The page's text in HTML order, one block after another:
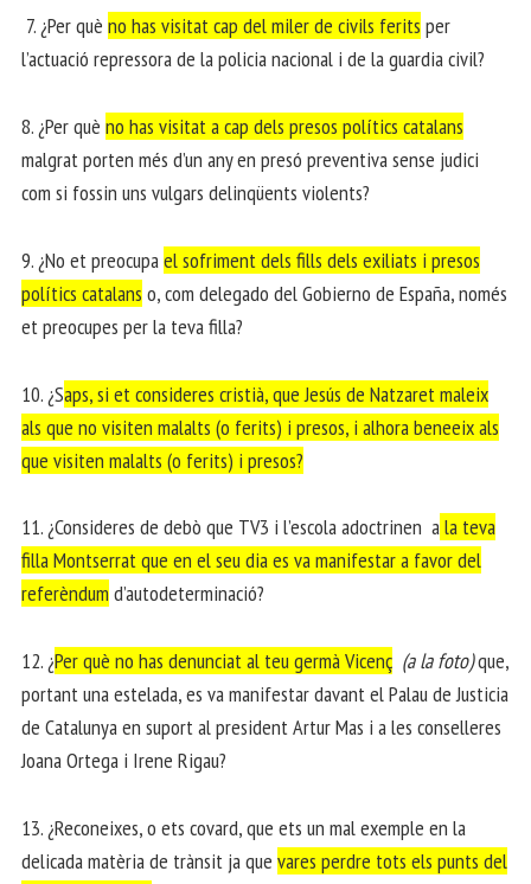
7. ¿Per què no has visitat cap del miler de civils ferits per
l’actuació repressora de la policia nacional i de la guardia civil?
8. ¿Per què no has visitat a cap dels presos polítics catalans
malgrat porten més d’un any en presó preventiva sense judici
com si fossin uns vulgars delinqüents violents?
9. ¿No et preocupael sofriment dels fills dels exiliats i presos
polítics catalans o, com delegado del Gobierno de España, només
et preocupes per la teva filla?
10. ¿Saps, si et consideres cristià, que Jesús de Natzaret maleix
als que no visiten malalts (o ferits) i presos, i alhora beneeix als
que visiten malalts (o ferits) i presos?
11. ¿Consideres de debò que TV3 i l’escola adoctrinen ala teva
filla Montserrat que en el seu dia es va manifestar a favor del
referèndum d’autodeterminació?
12. ¿Per què no has denunciat al teu germà Vicenç (a la foto)que,
portant una estelada, es va manifestar davant el Palau de Justicia
de Catalunya en suport al president Artur Mas i a les conselleres
Joana Ortega i Irene Rigau?
13. ¿Reconeixes, o ets covard, que ets un mal exemple en la
delicada matèria de trànsit ja que vares perdre tots els punts del